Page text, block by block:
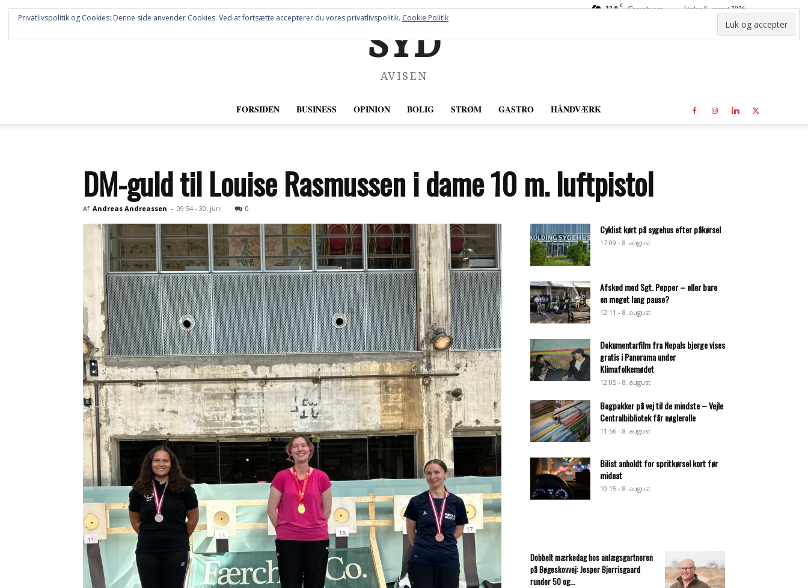
22.9 C Copenhagen lørdag 8. august 2026
SYD
AVISEN
FORSIDEN BUSINESS OPINION BOLIG STRØM GASTRO HÅNDVÆRK
DM-guld til Louise Rasmussen i dame 10 m. luftpistol
Af Andreas Andreassen - 09:54 - 30. juni 0
Cyklist kørt på sygehus efter påkørsel
17:09 - 8. august
Afsked med Sgt. Pepper – eller bare
en meget lang pause?
12:11 - 8. august
Dokumentarfilm fra Nepals bjerge vises
gratis i Panorama under
Klimafolkemødet
12:05 - 8. august
Bogpakker på vej til de mindste – Vejle
Centralbibliotek får nøglerolle
11:56 - 8. august
Bilist anholdt for spritkørsel kort før
midnat
10:15 - 8. august
Dobbelt mærkedag hos anlægsgartneren
på Bøgeskovvej: Jesper Bjerrisgaard
runder 50 og...
Privatlivspolitik og Cookies: Denne side anvender Cookies. Ved at fortsætte accepterer du vores privatlivspolitik. Cookie Politik